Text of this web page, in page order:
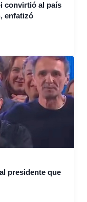
convirtió al país
enfatizó
presidente que